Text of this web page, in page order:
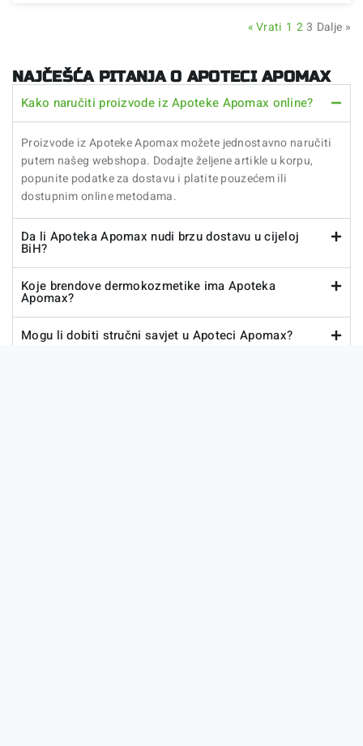
« Vrati 1 2 3 Dalje »
NAJČEŠĆA PITANJA O APOTECI APOMAX
Kako naručiti proizvode iz Apoteke Apomax online?
Proizvode iz Apoteke Apomax možete jednostavno naručiti
putem našeg webshopa. Dodajte željene artikle u korpu,
popunite podatke za dostavu i platite pouzećem ili
dostupnim online metodama.
Da li Apoteka Apomax nudi brzu dostavu u cijeloj
BiH?
Koje brendove dermokozmetike ima Apoteka
Apomax?
Mogu li dobiti stručni savjet u Apoteci Apomax?